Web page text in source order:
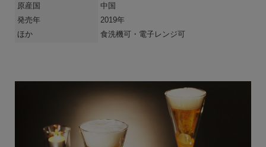
原産国
中国
発売年
2019年
ほか
食洗機可・電子レンジ可